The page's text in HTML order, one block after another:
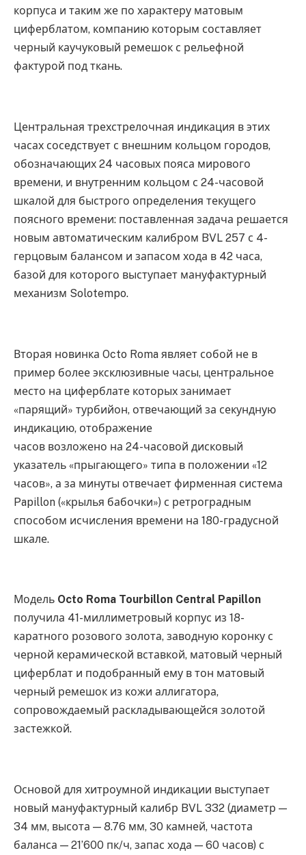
корпуса и таким же по характеру матовым
циферблатом, компанию которым составляет
черный каучуковый ремешок с рельефной
фактурой под ткань.
Центральная трехстрелочная индикация в этих
часах соседствует с внешним кольцом городов,
обозначающих 24 часовых пояса мирового
времени, и внутренним кольцом с 24-часовой
шкалой для быстрого определения текущего
поясного времени: поставленная задача решается
новым автоматическим калибром BVL 257 с 4-
герцовым балансом и запасом хода в 42 часа,
базой для которого выступает мануфактурный
механизм Solotempo.
Вторая новинка Octo Roma являет собой не в
пример более эксклюзивные часы, центральное
место на циферблате которых занимает
«парящий» турбийон, отвечающий за секундную
индикацию, отображение
часов возложено на 24-часовой дисковый
указатель «прыгающего» типа в положении «12
часов», а за минуты отвечает фирменная система
Papillon («крылья бабочки») с ретроградным
способом исчисления времени на 180-градусной
шкале.
Модель Octo Roma Tourbillon Central Papillon
получила 41-миллиметровый корпус из 18-
каратного розового золота, заводную коронку с
черной керамической вставкой, матовый черный
циферблат и подобранный ему в тон матовый
черный ремешок из кожи аллигатора,
сопровождаемый раскладывающейся золотой
застежкой.
Основой для хитроумной индикации выступает
новый мануфактурный калибр BVL 332 (диаметр —
34 мм, высота — 8.76 мм, 30 камней, частота
баланса — 21’600 пк/ч, запас хода — 60 часов) с